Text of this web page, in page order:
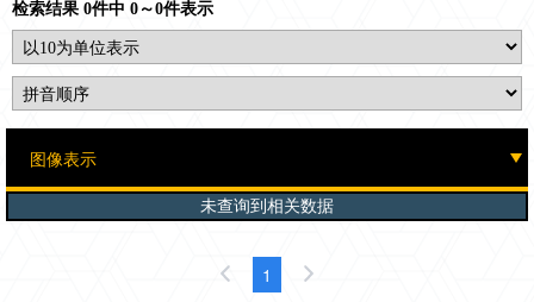
检索结果 0件中 0～0件表示
未查询到相关数据
1